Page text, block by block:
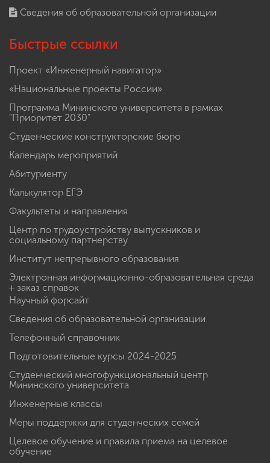
Сведения об образовательной организации
Быстрые ссылки
Проект «Инженерный навигатор»
«Национальные проекты России»
Программа Мининского университета в рамках
"Приоритет 2030"
Студенческие конструкторские бюро
Календарь мероприятий
Абитуриенту
Калькулятор ЕГЭ
Факультеты и направления
Центр по трудоустройству выпускников и
социальному партнерству
Институт непрерывного образования
Электронная информационно-образовательная среда
+ заказ справок
Научный форсайт
Сведения об образовательной организации
Телефонный справочник
Подготовительные курсы 2024-2025
Студенческий многофункциональный центр
Мининского университета
Инженерные классы
Меры поддержки для студенческих семей
Целевое обучение и правила приема на целевое
обучение